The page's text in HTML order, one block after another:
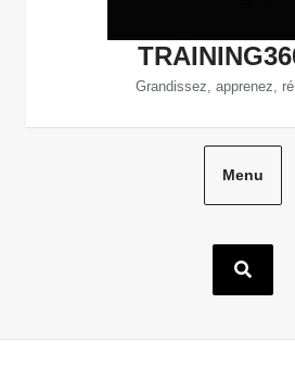
Grandissez, apprenez,
Menu